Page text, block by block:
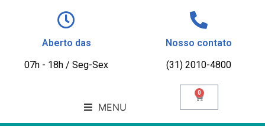
Aberto das
07h - 18h / Seg-Sex
Nosso contato
(31) 2010-4800
MENU
0